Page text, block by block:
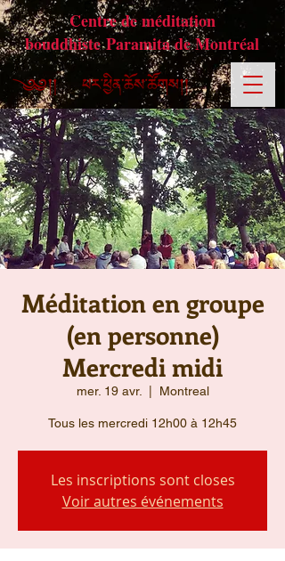
Centre de méditation
bouddhiste Paramita de Montréal
Méditation en groupe
(en personne)
Mercredi midi
mer. 19 avr. Montreal
Tous les mercredi 12h00 à 12h45
Les inscriptions sont closes
Voir autres événements